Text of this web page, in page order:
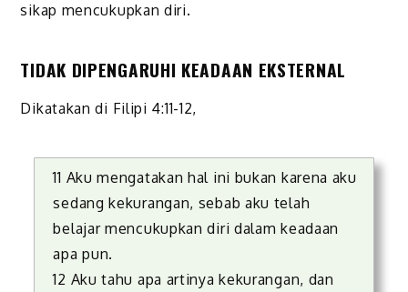
sikap mencukupkan diri.
TIDAK DIPENGARUHI KEADAAN EKSTERNAL
Dikatakan di Filipi 4:11-12,
11 Aku mengatakan hal ini bukan karena aku
sedang kekurangan, sebab aku telah
belajar mencukupkan diri dalam keadaan
apa pun.
12 Aku tahu apa artinya kekurangan, dan